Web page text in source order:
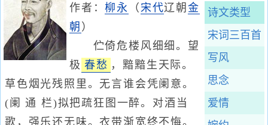
诗文类型
宋词三百首
写风
思念
爱情
作者：柳永 （ 宋代辽朝金
朝 ）
伫倚危楼风细细。望
极 春愁 ，黯黯生天际。
草色烟光残照里。无言谁会凭阑意。
(阑 通 栏)拟把疏狂图一醉。对酒当
歌，强乐还无味。衣带渐宽终不悔。